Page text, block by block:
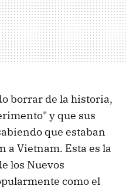
borrar de la historia,
y que sus
que estaban
a Vietnam. Esta es la
los Nuevos
como el